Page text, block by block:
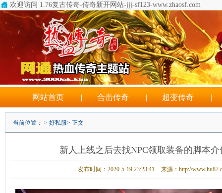
欢迎访问 1.76复古传奇-传奇新开网站-jjj-sf123-www.zhaosf.com
网站首页 | 合击传奇 | 超变传奇 |
当前位置： > 好私服> 正文
新人上线之后去找NPC领取装备的脚本介
发布时间：2020-5-19 23:23:41 来源：http://